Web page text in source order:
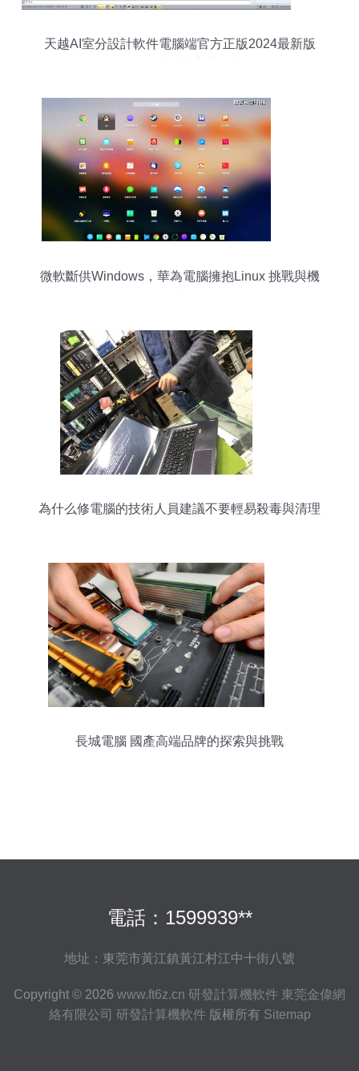
天越AI室分設計軟件電腦端官方正版2024最新版
微軟斷供Windows，華為電腦擁抱Linux 挑戰與機
為什么修電腦的技術人員建議不要輕易殺毒與清理
長城電腦 國產高端品牌的探索與挑戰
電話：1599939**
地址：東莞市黃江鎮黃江村江中十街八號
Copyright © 2026 www.ft6z.cn 研發計算機軟件 東莞金偉網
絡有限公司 研發計算機軟件版權所有 Sitemap